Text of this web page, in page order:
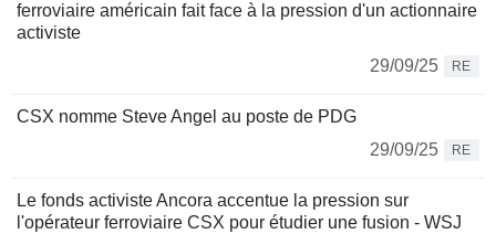
ferroviaire américain fait face à la pression d'un actionnaire
activiste
29/09/25
RE
CSX nomme Steve Angel au poste de PDG
29/09/25
RE
Le fonds activiste Ancora accentue la pression sur
l'opérateur ferroviaire CSX pour étudier une fusion - WSJ